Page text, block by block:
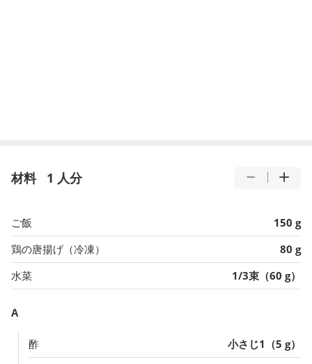
材料 1 人分
ご飯
150 g
鶏の唐揚げ（冷凍）
80 g
水菜
1/3束（60 g）
A
酢
小さじ1（5 g）